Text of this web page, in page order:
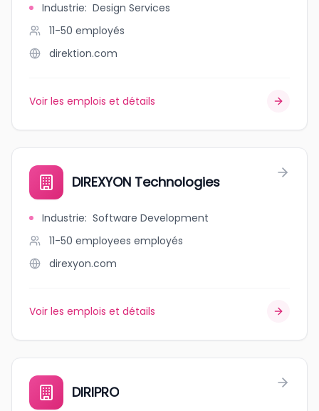
Industrie: Design Services
11-50 employés
direktion.com
Voir les emplois et détails
DIREXYON Technologies
Industrie: Software Development
11-50 employees employés
direxyon.com
Voir les emplois et détails
DIRIPRO